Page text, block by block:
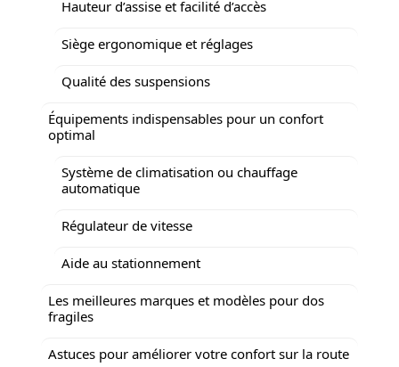
Hauteur d’assise et facilité d’accès
Siège ergonomique et réglages
Qualité des suspensions
Équipements indispensables pour un confort
optimal
Système de climatisation ou chauffage
automatique
Régulateur de vitesse
Aide au stationnement
Les meilleures marques et modèles pour dos
fragiles
Astuces pour améliorer votre confort sur la route